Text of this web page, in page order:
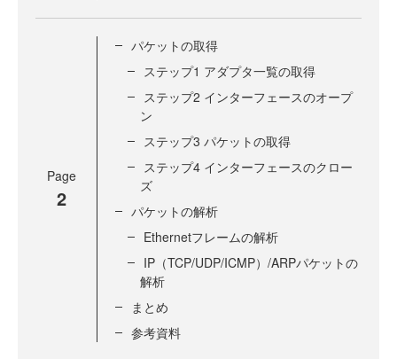
Page
2
パケットの取得
ステップ1 アダプタ一覧の取得
ステップ2 インターフェースのオープ
ン
ステップ3 パケットの取得
ステップ4 インターフェースのクロー
ズ
パケットの解析
Ethernetフレームの解析
IP（TCP/UDP/ICMP）/ARPパケットの
解析
まとめ
参考資料